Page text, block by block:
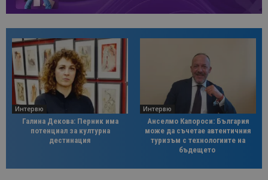
Интервю
Галина Декова: Перник има
потенциал за културна
дестинация
Интервю
Анселмо Капороси: България
може да съчетае автентичния
туризъм с технологиите на
бъдещето